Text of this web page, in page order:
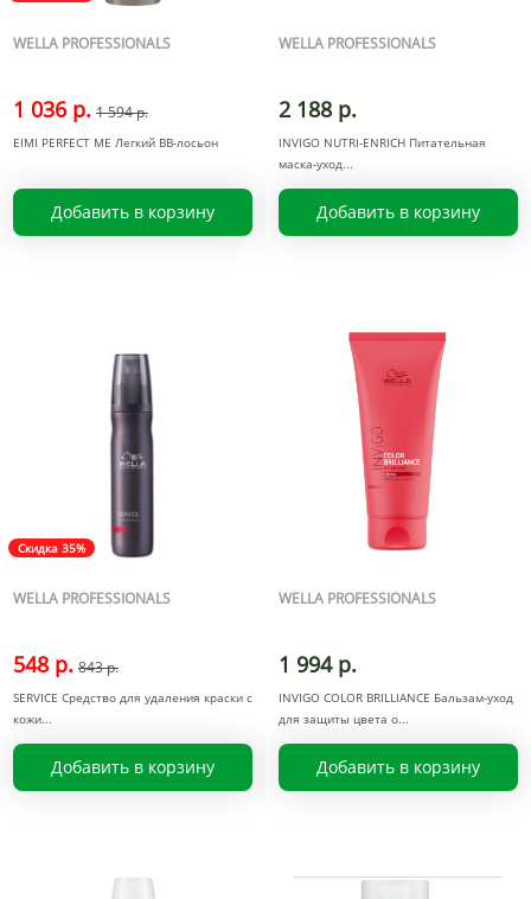
WELLA PROFESSIONALS
1 036 р. 1 594 р.
EIMI PERFECT ME Легкий ВВ-лосьон
Добавить в корзину
WELLA PROFESSIONALS
2 188 р.
INVIGO NUTRI-ENRICH Питательная
маска-уход
Добавить в корзину
Скидка 35%
WELLA PROFESSIONALS
548 р. 843 р.
SERVICE Средство для удаления краски с
кожи
Добавить в корзину
WELLA PROFESSIONALS
1 994 р.
INVIGO COLOR BRILLIANCE Бальзам-уход
для защиты цвета о
Добавить в корзину